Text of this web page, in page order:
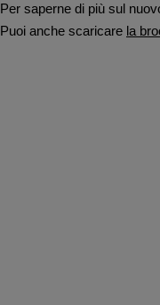
Per saperne di più sul
Puoi anche scaricare la